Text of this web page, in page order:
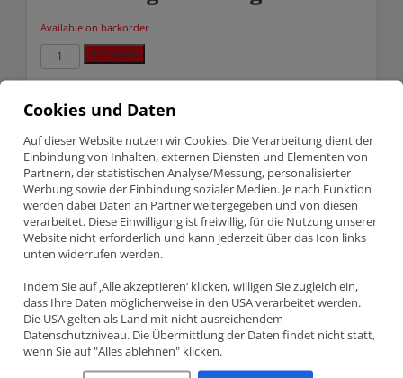
Available on backorder
Audi
VW
2.9
3.6
VR6
R32
R36
ACL
Race
Series
connecting
Pleuellagersatz
Anfragen
Categories:ACL Lager,Audi /VW
Description
Description
AUDI / VW 2.8 2.9 3.2 3.6 VR6 R32 R36 ACL
PLEUELLAGERSATZ
Teilenummer 6B5530HX-STD (+0.001″ extra Spiel)
ACL Race Series Pleuellagersatz
Audi / VW – 2.8 2.9 3.2 3.6 VR6 R32 R36 (BUB, BHK, AES, AUE,
ABV, AAA, AMY)
Cookies und Daten
Auf dieser Website nutzen wir Cookies. Die Verarbeitung dient der
Einbindung von Inhalten, externen Diensten und Elementen von
Partnern, der statistischen Analyse/Messung, personalisierter
Werbung sowie der Einbindung sozialer Medien. Je nach Funktion
werden dabei Daten an Partner weitergegeben und von diesen
verarbeitet. Diese Einwilligung ist freiwillig, für die Nutzung unserer
Website nicht erforderlich und kann jederzeit über das Icon links
unten widerrufen werden.
Indem Sie auf ‚Alle akzeptieren‘ klicken, willigen Sie zugleich ein,
dass Ihre Daten möglicherweise in den USA verarbeitet werden.
Die USA gelten als Land mit nicht ausreichendem
Datenschutzniveau. Die Übermittlung der Daten findet nicht statt,
wenn Sie auf "Alles ablehnen" klicken.